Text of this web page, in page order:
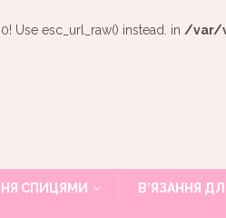
Use esc_url_raw() instead. in /var/
СПИЦЯМИ В’ЯЗАННЯ